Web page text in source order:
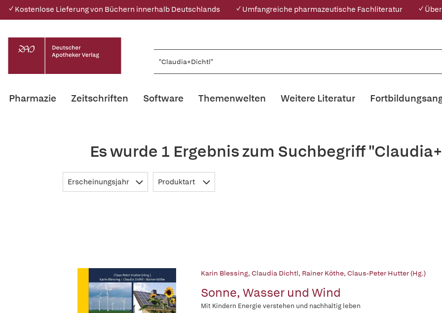
✓ Kostenlose Lieferung von Büchern innerhalb Deutschlands ✓ Umfangreiche pharmazeutische Fachliteratur ✓
Pharmazie Zeitschriften Software Themenwelten Weitere Literatur
Es wurde 1 Ergebnis zum Suchbegriff
Erscheinungsjahr Produktart
Karin Blessing, Claudia Dichtl, Rainer Köthe, Claus-Peter Hutter (Hg.)
Sonne, Wasser und Wind
Mit Kindern Energie verstehen und nachhaltig leben